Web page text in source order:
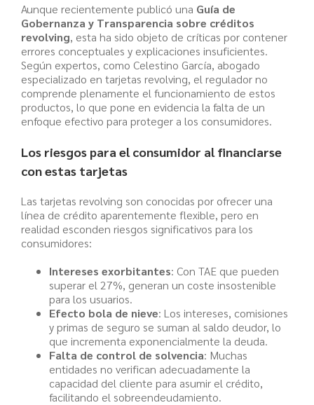
Aunque recientemente publicó una Guía de
Gobernanza y Transparencia sobre créditos
revolving, esta ha sido objeto de críticas por contener
errores conceptuales y explicaciones insuficientes.
Según expertos, como Celestino García, abogado
especializado en tarjetas revolving, el regulador no
comprende plenamente el funcionamiento de estos
productos, lo que pone en evidencia la falta de un
enfoque efectivo para proteger a los consumidores.
Los riesgos para el consumidor al financiarse
con estas tarjetas
Las tarjetas revolving son conocidas por ofrecer una
línea de crédito aparentemente flexible, pero en
realidad esconden riesgos significativos para los
consumidores:
Intereses exorbitantes: Con TAE que pueden
superar el 27%, generan un coste insostenible
para los usuarios.
Efecto bola de nieve: Los intereses, comisiones
y primas de seguro se suman al saldo deudor, lo
que incrementa exponencialmente la deuda.
Falta de control de solvencia: Muchas
entidades no verifican adecuadamente la
capacidad del cliente para asumir el crédito,
facilitando el sobreendeudamiento.